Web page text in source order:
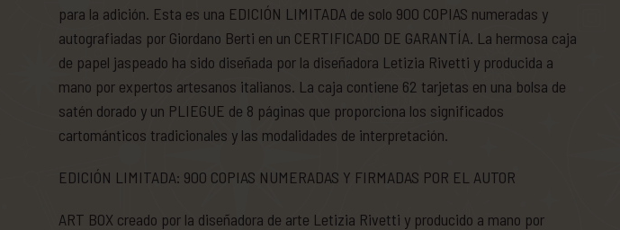
para la adición. Esta es una EDICIÓN LIMITADA de solo 900 COPIAS numeradas y
autografiadas por Giordano Berti en un CERTIFICADO DE GARANTÍA. La hermosa caja
de papel jaspeado ha sido diseñada por la diseñadora Letizia Rivetti y producida a
mano por expertos artesanos italianos. La caja contiene 62 tarjetas en una bolsa de
satén dorado y un PLIEGUE de 8 páginas que proporciona los significados
cartománticos tradicionales y las modalidades de interpretación.
EDICIÓN LIMITADA: 900 COPIAS NUMERADAS Y FIRMADAS POR EL AUTOR
ART BOX creado por la diseñadora de arte Letizia Rivetti y producido a mano por